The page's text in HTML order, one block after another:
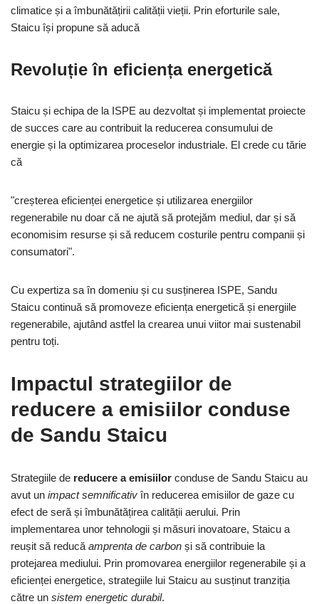
climatice și a îmbunătățirii calității vieții. Prin eforturile sale,
Staicu își propune să aducă
Revoluție în eficiența energetică
Staicu și echipa de la ISPE au dezvoltat și implementat proiecte
de succes care au contribuit la reducerea consumului de
energie și la optimizarea proceselor industriale. El crede cu tărie
că
"creșterea eficienței energetice și utilizarea energiilor
regenerabile nu doar că ne ajută să protejăm mediul, dar și să
economisim resurse și să reducem costurile pentru companii și
consumatori".
Cu expertiza sa în domeniu și cu susținerea ISPE, Sandu
Staicu continuă să promoveze eficiența energetică și energiile
regenerabile, ajutând astfel la crearea unui viitor mai sustenabil
pentru toți.
Impactul strategiilor de
reducere a emisiilor conduse
de Sandu Staicu
Strategiile de reducere a emisiilor conduse de Sandu Staicu au
avut un impact semnificativ în reducerea emisiilor de gaze cu
efect de seră și îmbunătățirea calității aerului. Prin
implementarea unor tehnologii și măsuri inovatoare, Staicu a
reușit să reducă amprenta de carbon și să contribuie la
protejarea mediului. Prin promovarea energiilor regenerabile și a
eficienței energetice, strategiile lui Staicu au susținut tranziția
către un sistem energetic durabil.